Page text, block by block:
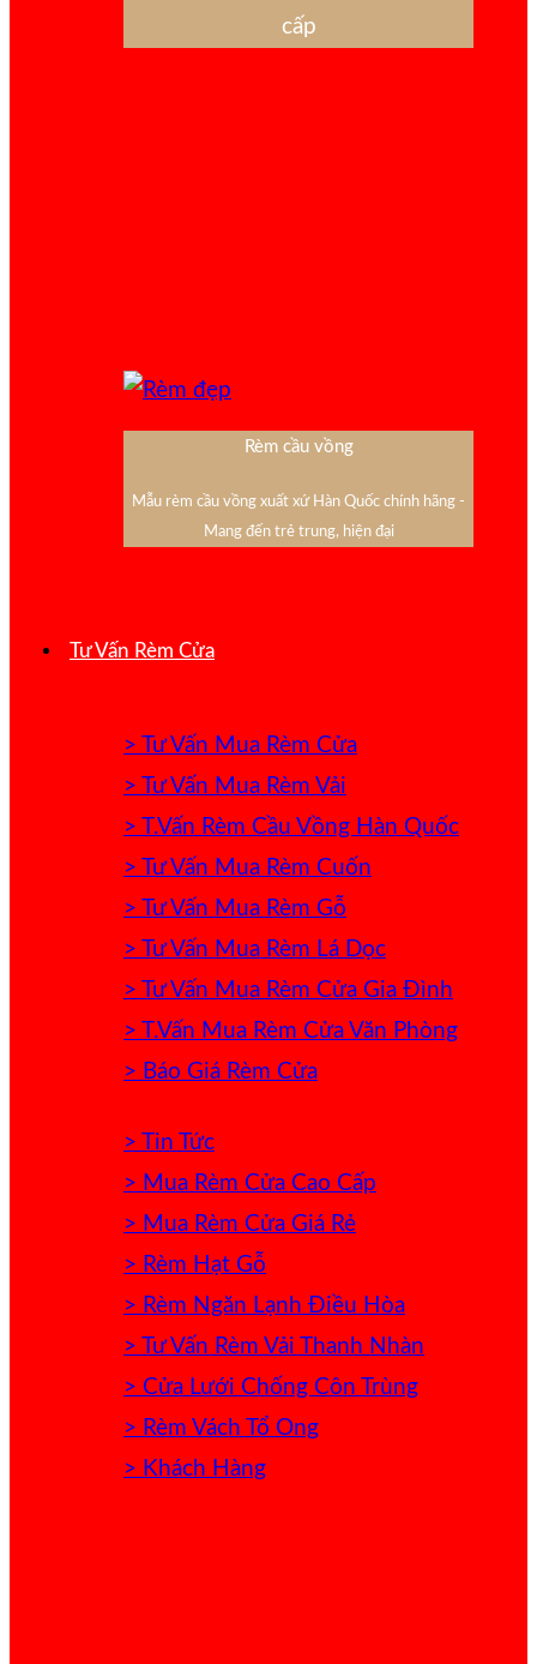
cấp
Rèm cầu vồng
Mẫu rèm cầu vồng xuất xứ Hàn Quốc chính hãng -
Mang đến trẻ trung, hiện đại
Tư Vấn Rèm Cửa
> Tư Vấn Mua Rèm Cửa
> Tư Vấn Mua Rèm Vải
> T.Vấn Rèm Cầu Vồng Hàn Quốc
> Tư Vấn Mua Rèm Cuốn
> Tư Vấn Mua Rèm Gỗ
> Tư Vấn Mua Rèm Lá Dọc
> Tư Vấn Mua Rèm Cửa Gia Đình
> T.Vấn Mua Rèm Cửa Văn Phòng
> Báo Giá Rèm Cửa
> Tin Tức
> Mua Rèm Cửa Cao Cấp
> Mua Rèm Cửa Giá Rẻ
> Rèm Hạt Gỗ
> Rèm Ngăn Lạnh Điều Hòa
> Tư Vấn Rèm Vải Thanh Nhàn
> Cửa Lưới Chống Côn Trùng
> Rèm Vách Tổ Ong
> Khách Hàng